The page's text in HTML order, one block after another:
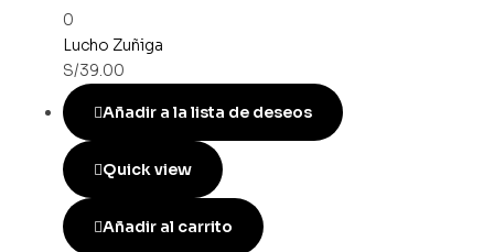
0
Lucho Zuñiga
S/39.00
Añadir a la lista de deseos
Quick view
Añadir al carrito